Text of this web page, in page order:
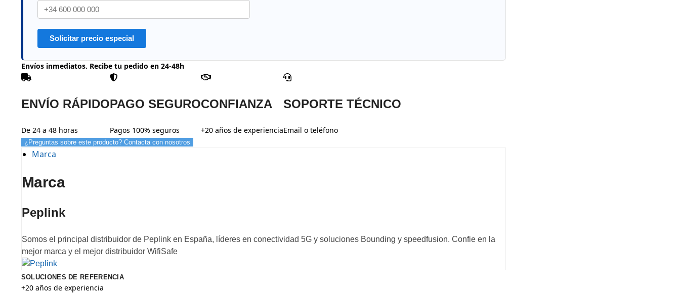
Solicitar precio especial
Envíos inmediatos. Recibe tu pedido en 24-48h
ENVÍO RÁPIDO
De 24 a 48 horas
PAGO SEGURO
Pagos 100% seguros
CONFIANZA
+20 años de experiencia
SOPORTE TÉCNICO
Email o teléfono
¿Preguntas sobre este producto? Contacta con nosotros
Marca
Marca
Peplink
Somos el principal distribuidor de Peplink en España, líderes en conectividad 5G y soluciones Bounding y speedfusion. Confie en la
mejor marca y el mejor distribuidor WifiSafe
SOLUCIONES DE REFERENCIA
+20 años de experiencia